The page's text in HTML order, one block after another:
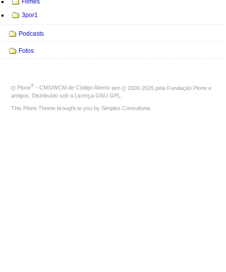
3por1
Podcasts
Fotos
O Plone® - CMS/WCM de Código Aberto tem © 2000-2026 pela Fundação Plone e
amigos. Distribuído sob a
Licença GNU GPL
This Plone Theme brought to you by Simples Consultoria